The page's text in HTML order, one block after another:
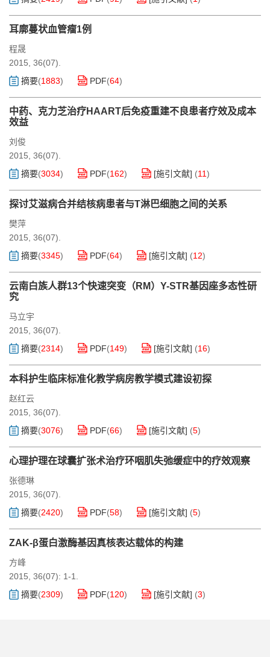
耳廓蔓状血管瘤1例
程晟
2015, 36(07).
摘要(1883) PDF(64)
中药、克力芝治疗HAART后免疫重建不良患者疗效及成本
效益
刘俊
2015, 36(07).
摘要(3034) PDF(162) [施引文献] (11)
探讨艾滋病合并结核病患者与T淋巴细胞之间的关系
樊萍
2015, 36(07).
摘要(3345) PDF(64) [施引文献] (12)
云南白族人群13个快速突变（RM）Y-STR基因座多态性研
究
马立宇
2015, 36(07).
摘要(2314) PDF(149) [施引文献] (16)
本科护生临床标准化教学病房教学模式建设初探
赵红云
2015, 36(07).
摘要(3076) PDF(66) [施引文献] (5)
心理护理在球囊扩张术治疗环咽肌失弛缓症中的疗效观察
张德琳
2015, 36(07).
摘要(2420) PDF(58) [施引文献] (5)
ZAK-β蛋白激酶基因真核表达载体的构建
方峰
2015, 36(07): 1-1.
摘要(2309) PDF(120) [施引文献] (3)